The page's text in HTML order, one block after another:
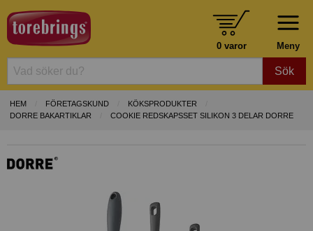
Meny
0 varor
Sök
HEM FÖRETAGSKUND
KÖKSPRODUKTER
DORRE BAKARTIKLAR
COOKIE REDSKAPSSET SILIKON 3 DELAR DORRE